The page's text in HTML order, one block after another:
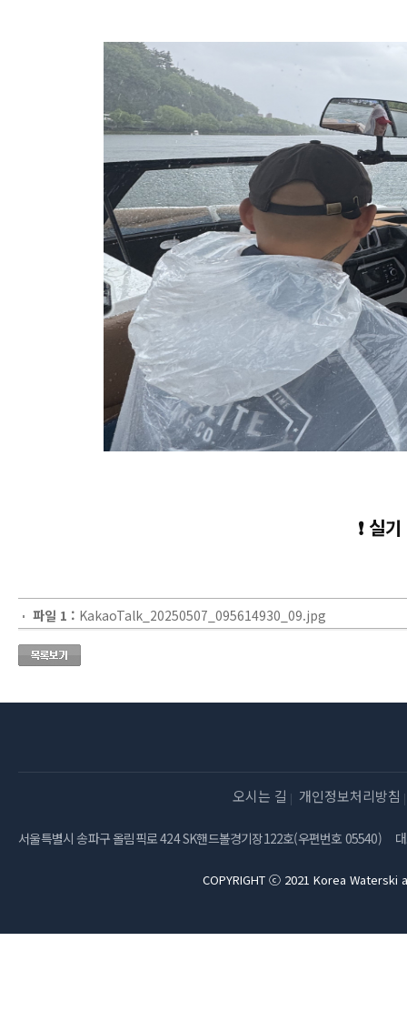
❗ 실
파일 1 : KakaoTalk_20250507_095614930_09.jpg
오시는 길 개인정보처리방침
서울특별시 송파구 올림픽로 424 SK핸드볼경기장122호(우편번호 05540)
COPYRIGHT ⓒ 2021 Korea Waterski